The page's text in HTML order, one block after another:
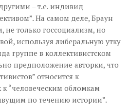
– т.е. индивид
На самом деле, Браун
не только госсоциализм, но
используя либеральную утку
группе в коллективистском
предположение авторки, что
относится к
“человеческим обломкам
по течению истории”.